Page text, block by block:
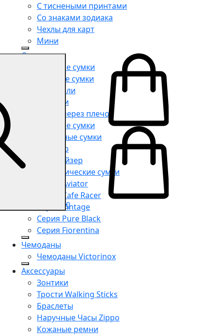
С тиснеными принтами
Со знаками зодиака
Чехлы для карт
Мини
Сумки
Мужские сумки
Женские сумки
Портфели
Рюкзаки
Сумки через плечо
Поясные сумки
Дорожные сумки
Шоппер
Органайзер
Косметические сумки
Серия Aviator
Серия Cafe Racer
Серия Vintage
Серия Pure Black
Серия Fiorentina
Чемоданы
Чемоданы Victorinox
Аксессуары
Зонтики
Трости Walking Sticks
Браслеты
Наручные Часы Zippo
Кожаные ремни
0